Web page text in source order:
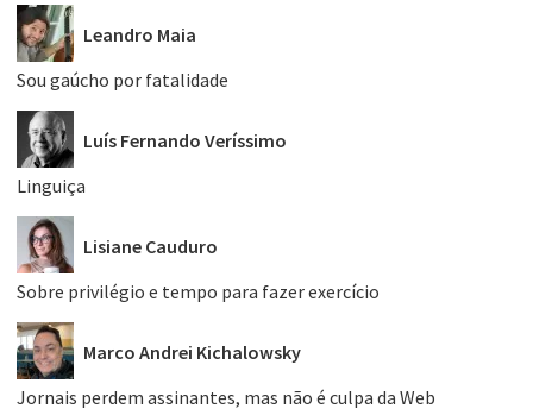
Leandro Maia
Sou gaúcho por fatalidade
Luís Fernando Veríssimo
Linguiça
Lisiane Cauduro
Sobre privilégio e tempo para fazer exercício
Marco Andrei Kichalowsky
Jornais perdem assinantes, mas não é culpa da Web